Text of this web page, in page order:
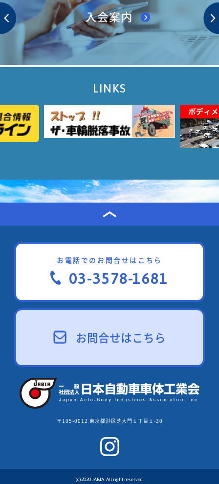
LINKS
お電話でのお問合せはこちら
03-3578-1681
お問合せはこちら
〒105-0012 東京都港区芝大門１丁目１-30
(c)2020 JABIA. All right reserved.